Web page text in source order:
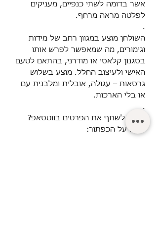
אשר בדומה לשתי כנפיים, מעניקים
לפלטה מראה מרחף.
.
השולחן מוצע במגוון רחב של מידות
וגימורים, מה שמאפשר לפרש אותו
בסגנון קלאסי או מודרני, בהתאם לטעם
האישי ולעיצוב החלל. מוצע בשלוש
גרסאות – עגולה, אובלית ומלבנית עם
או בלי הארכות.
.
רוצים לשתף את הפרטים בווטסאפ?
לחצו על הכפתור: